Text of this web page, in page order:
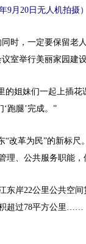
9月20日无人机拍摄
，一定要保留老
室举行美丽家园建设
姐妹们一起上插花
跑腿’完成。”
革为民”的新标尺
、公共服务职能，
22公里公共空间
超过78平方公里……